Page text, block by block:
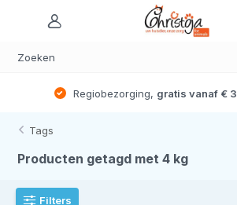
gratis vanaf € 35,- en € 50,-
Tags
Producten getagd met 4 kg
Filters